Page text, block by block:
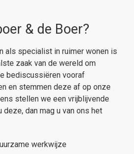
& de Boer?
als specialist in ruimer wonen is
zaak van de wereld om
bediscussiëren vooraf
en stemmen deze af op onze
stellen we een vrijblijvende
dan mag u van ons het
werkwijze